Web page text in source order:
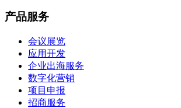
产品服务
会议展览
应用开发
企业出海服务
数字化营销
项目申报
招商服务